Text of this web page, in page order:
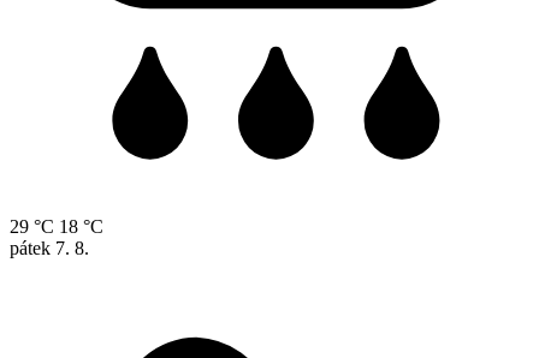
29 °C 18 °C
pátek 7. 8.